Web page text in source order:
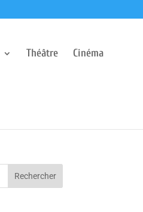
Théâtre Cinéma